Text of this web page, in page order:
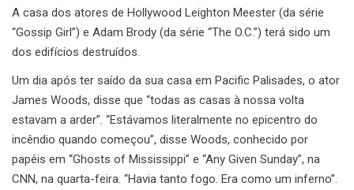
A casa dos atores de Hollywood Leighton Meester (da série
“Gossip Girl”) e Adam Brody (da série “The O.C.”) terá sido um
dos edifícios destruídos.
Um dia após ter saído da sua casa em Pacific Palisades, o ator
James Woods, disse que “todas as casas à nossa volta
estavam a arder”. “Estávamos literalmente no epicentro do
incêndio quando começou”, disse Woods, conhecido por
papéis em “Ghosts of Mississippi” e “Any Given Sunday”, na
CNN, na quarta-feira. “Havia tanto fogo. Era como um inferno”.